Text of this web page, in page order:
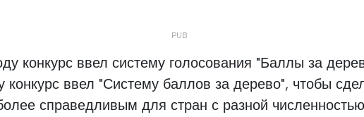
конкурс ввел систему голосования "Баллы за
конкурс ввел "Систему баллов за дерево", чтобы
справедливым для стран с разной численностью